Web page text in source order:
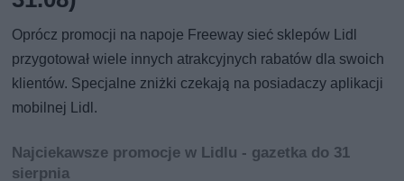
Oprócz promocji na napoje Freeway sieć sklepów Lidl
przygotował wiele innych atrakcyjnych rabatów dla swoich
klientów. Specjalne zniżki czekają na posiadaczy aplikacji
mobilnej Lidl.
Najciekawsze promocje w Lidlu - gazetka do 31
sierpnia